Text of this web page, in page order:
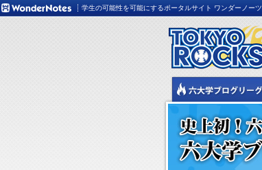
学生の可能性を可能にするポータルサイト ワンダーノーツ